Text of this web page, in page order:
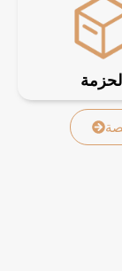
الحزمة